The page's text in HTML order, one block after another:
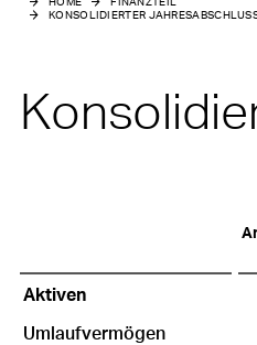
Gesamtergebnisrechnung
Anhang zum konsolidierten
KONSOLIDIERTER
Konsolidierte
Bilanz
Aktiven
Umlaufvermögen